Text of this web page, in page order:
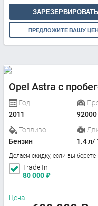
ЗАРЕЗЕРВИРОВАТЬ
ПРЕДЛОЖИТЕ ВАШУ
Opel Astra с
Год
2011
Топливо
Бензин
1.4 л/
Делаем скидку, если вы берете
Trade In
80 000₽
Цена: